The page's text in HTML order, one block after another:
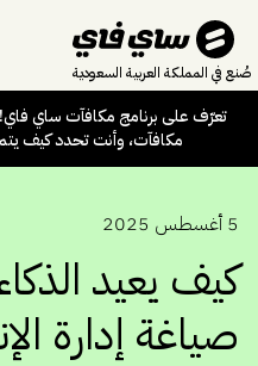
صُنع في المملكة العربية السعودية
تعرّف على برنامج مكافآت ساي
مكافآت، وأنت تحدد كيف
تعرّف على برنامج مكافآت ساي
مكافآت، وأنت تحدد كيف يتم
5 أغسطس 2025
كيف يعيد
صياغة إدارة